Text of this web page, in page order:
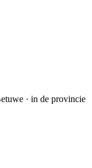
· in de provincie